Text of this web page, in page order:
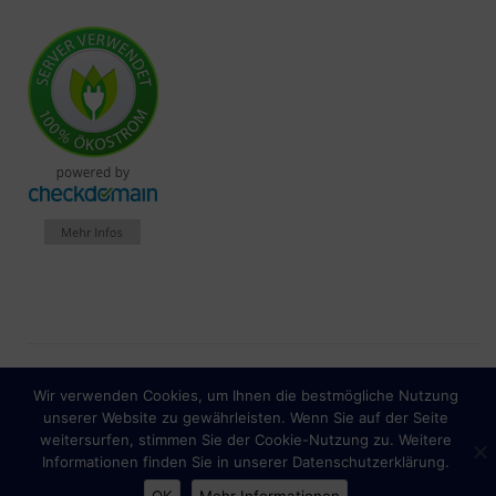
Impressum Datenschutzhinweise
Spendenkonto: IBAN
DE56430609674056430200
Wir verwenden Cookies, um Ihnen die bestmögliche Nutzung
unserer Website zu gewährleisten. Wenn Sie auf der Seite
weitersurfen, stimmen Sie der Cookie-Nutzung zu. Weitere
Informationen finden Sie in unserer Datenschutzerklärung.